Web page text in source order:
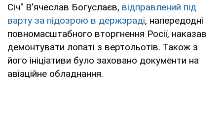
Січ" В'ячеслав Богуслаєв, відправлений під
варту за підозрою в держзраді, напередодні
повномасштабного вторгнення Росії, наказав
демонтувати лопаті з вертольотів. Також з
його ініціативи було заховано документи на
авіаційне обладнання.